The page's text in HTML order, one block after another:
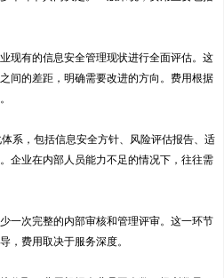
现有的信息安全管理现状进行全面评估。这
间的差距，明确需要改进的方向。费用根据
系，包括信息安全方针、风险评估报告、适
企业在内部人员能力不足的情况下，往往需
一次完整的内部审核和管理评审。这一环节
，费用取决于服务深度。